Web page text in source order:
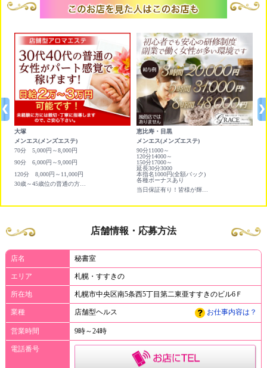
大塚
メンエス(メンズエステ)
70分 5,000円～8,000円
90分 6,000円～9,000円
120分 8,000円～11,000円
恵比寿・目黒
メンエス(メンズエステ)
90分11000～
120分14000～
150分17000～
延長30分3000
本指名1000円(全額バック)
各種ボーナスあり
店舗情報・応募方法
店名 秘書室
エリア 札幌・すすきの
所在地 札幌市中央区南5条西5丁目第二東亜すすきのビル6Ｆ
業種 店舗型ヘルス お仕事内容は？
営業時間 9時～24時
電話番号